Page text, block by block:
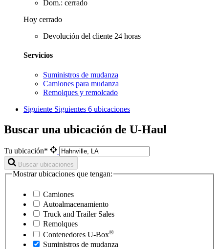
Dom.: cerrado
Hoy cerrado
Devolución del cliente 24 horas
Servicios
Suministros de mudanza
Camiones para mudanza
Remolques y remolcado
Siguiente Siguientes 6 ubicaciones
Buscar una ubicación de U-Haul
Tu ubicación*
Buscar ubicaciones
Mostrar ubicaciones que tengan:
Camiones
Autoalmacenamiento
Truck and Trailer Sales
Remolques
Contenedores U-Box®
Suministros de mudanza